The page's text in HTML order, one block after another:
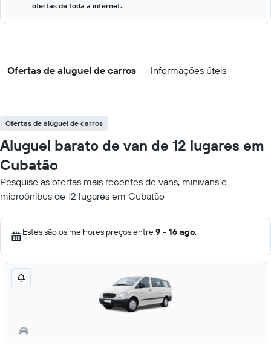
ofertas de toda a internet.
Ofertas de aluguel de carros Informações úteis
Ofertas de aluguel de carros
Aluguel barato de van de 12 lugares em
Cubatão
Pesquise as ofertas mais recentes de vans, minivans e
microônibus de 12 lugares em Cubatão
Estes são os melhores preços entre9 - 16 ago.